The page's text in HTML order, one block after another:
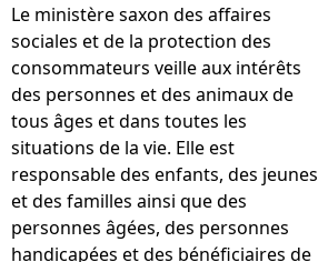
Le ministère saxon des affaires
sociales et de la protection des
consommateurs veille aux intérêts
des personnes et des animaux de
tous âges et dans toutes les
situations de la vie. Elle est
responsable des enfants, des jeunes
et des familles ainsi que des
personnes âgées, des personnes
handicapées et des bénéficiaires de